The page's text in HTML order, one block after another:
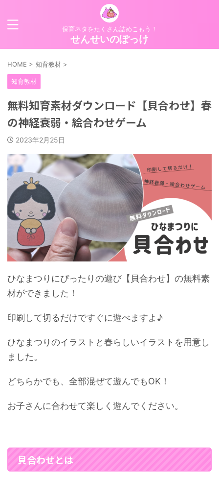
保育ネタをたくさん詰めこもう！
せんせいのぽっけ
HOME > 知育教材 >
知育教材
無料知育素材ダウンロード【貝合わせ】春
の神経衰弱・絵合わせゲーム
2023年2月25日
ひなまつりにぴったりの遊び【貝合わせ】の無料素
材ができました！
印刷して切るだけですぐに遊べますよ♪
ひなまつりのイラストと春らしいイラストを用意し
ました。
どちらかでも、全部混ぜて遊んでもOK！
お子さんに合わせて楽しく遊んでください。
貝合わせとは